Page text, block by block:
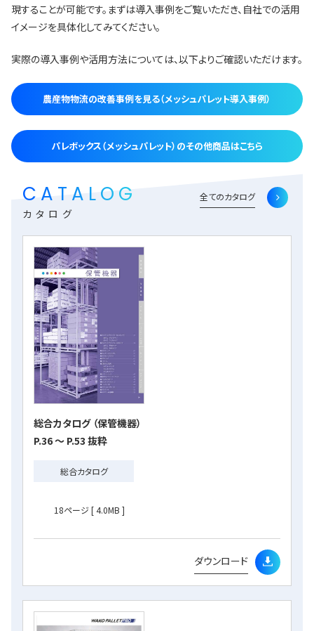
現することが可能です。まずは導入事例をご覧いただき、自社での活用
イメージを具体化してみてください。
実際の導入事例や活用方法については、以下よりご確認いただけます。
農産物物流の改善事例を見る（メッシュパレット導入事例）
パレボックス（メッシュパレット）のその他商品はこちら
CATALOG
カタログ
全てのカタログ
総合カタログ （保管機器）
P.36 ～ P.53 抜粋
総合カタログ
18ページ [ 4.0MB ]
ダウンロード